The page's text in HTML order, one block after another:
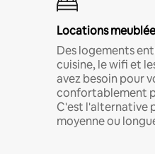
Locations
Des logements
cuisine, le wifi et
avez besoin pour
confortablement
C'est l'alternative
moyenne ou